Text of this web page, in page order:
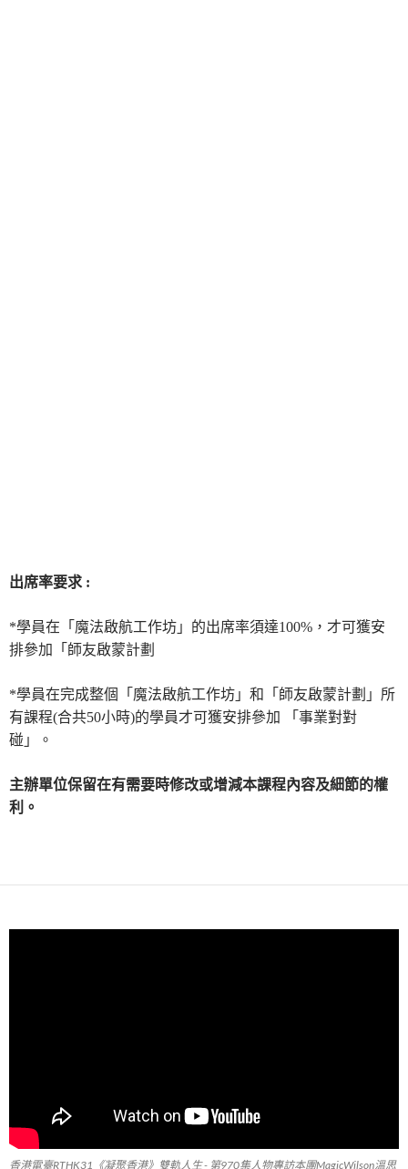
出席率要求 :
*學員在「魔法啟航工作坊」的出席率須達100%，才可獲安
排參加「師友啟蒙計劃
*學員在完成整個「魔法啟航工作坊」和「師友啟蒙計劃」所
有課程(合共50小時)的學員才可獲安排參加 「事業對對
碰」。
主辦單位保留在有需要時修改或增減本課程內容及細節的權
利。
香港電臺RTHK31《凝聚香港》雙軌人生 - 第970集人物專訪本團MagicWilson溫思